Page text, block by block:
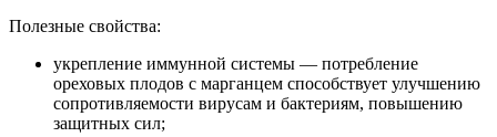
Полезные свойства:
укрепление иммунной системы — потребление
ореховых плодов с марганцем способствует улучшению
сопротивляемости вирусам и бактериям, повышению
защитных сил;